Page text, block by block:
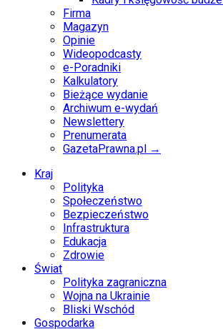
Firma
Magazyn
Opinie
Wideopodcasty
e-Poradniki
Kalkulatory
Bieżące wydanie
Archiwum e-wydań
Newslettery
Prenumerata
GazetaPrawna.pl →
Kraj
Polityka
Społeczeństwo
Bezpieczeństwo
Infrastruktura
Edukacja
Zdrowie
Świat
Polityka zagraniczna
Wojna na Ukrainie
Bliski Wschód
Gospodarka